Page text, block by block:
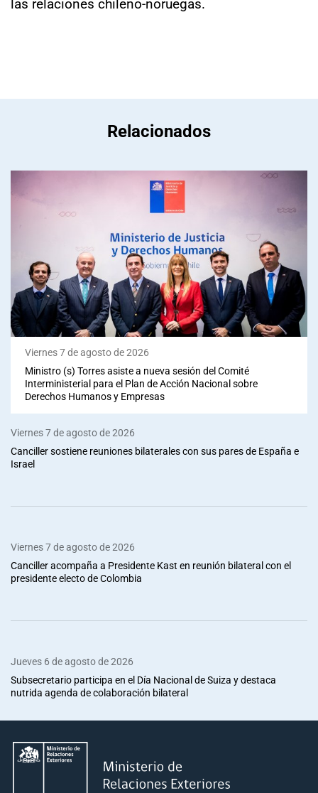
Relacionados
Viernes 7 de agosto de 2026
Ministro (s) Torres asiste a nueva sesión del Comité
Interministerial para el Plan de Acción Nacional sobre
Derechos Humanos y Empresas
Viernes 7 de agosto de 2026
Canciller sostiene reuniones bilaterales con sus pares de España e
Israel
Viernes 7 de agosto de 2026
Canciller acompaña a Presidente Kast en reunión bilateral con el
presidente electo de Colombia
Jueves 6 de agosto de 2026
Subsecretario participa en el Día Nacional de Suiza y destaca
nutrida agenda de colaboración bilateral